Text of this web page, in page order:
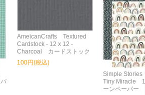
AmeicanCrafts Textured
Cardstock - 12 x 12 -
Charcoal カードストック
100円(税込)
Simple
Tiny Miracle
ーンペーパー